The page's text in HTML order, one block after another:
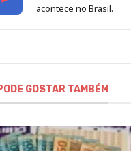
acontece no Brasil.
GOSTAR TAMBÉM